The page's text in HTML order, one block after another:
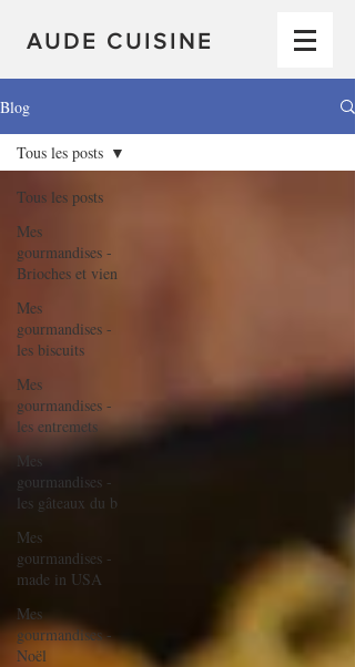
AUDE CUISINE
Blog
Tous les posts
Mes
gourmandises -
Brioches et vien
Mes
gourmandises -
les biscuits
Mes
gourmandises -
les entremets
Mes
gourmandises -
les gâteaux du b
Mes
gourmandises -
made in USA
Mes
gourmandises -
Noël
Tous les posts